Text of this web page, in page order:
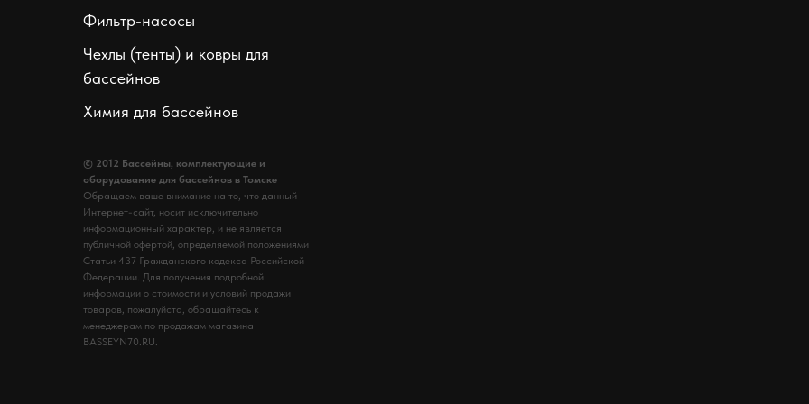
Фильтр-насосы
Чехлы (тенты) и ковры для
бассейнов
Химия для бассейнов
© 2012 Бассейны, комплектующие и
оборудование для бассейнов в Томске
Обращаем ваше внимание на то, что данный
Интернет-сайт, носит исключительно
информационный характер, и не является
публичной офертой, определяемой положениями
Статьи 437 Гражданского кодекса Российской
Федерации. Для получения подробной
информации о стоимости и условий продажи
товаров, пожалуйста, обращайтесь к
менеджерам по продажам магазина
BASSEYN70.RU.